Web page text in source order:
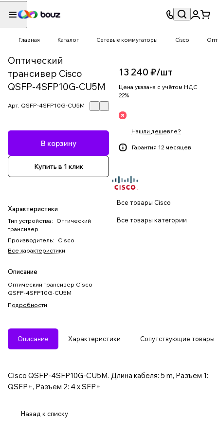
Главная Каталог Сетевые коммутаторы Cisco
Оптический
трансивер Cisco
QSFP-4SFP10G-CU5M
Арт. QSFP-4SFP10G-CU5M
В корзину
Купить в 1 клик
Характеристики
Тип устройства : Оптический
трансивер
Производитель: Cisco
Все характеристики
Описание
Оптический трансивер Cisco
QSFP-4SFP10G-CU5M
Подробности
13 240 ₽/шт
Цена указана с учётом НДС
22%
Нашли дешевле?
Гарантия 12 месяцев
Все товары Cisco
Все товары категории
Описание Характеристики Сопутствующие товары
Cisco QSFP-4SFP10G-CU5M. Длина кабеля: 5 m, Разъем 1:
QSFP+, Разъем 2: 4 x SFP+
Назад к списку